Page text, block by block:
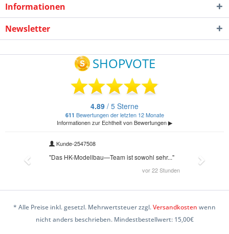
Informationen
Newsletter
* Alle Preise inkl. gesetzl. Mehrwertsteuer zzgl.Versandkosten wenn
nicht anders beschrieben. Mindestbestellwert: 15,00€